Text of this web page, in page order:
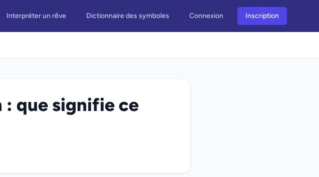
Interpréter un rêve Dictionnaire des symboles Connexion Inscription
: que signifie ce